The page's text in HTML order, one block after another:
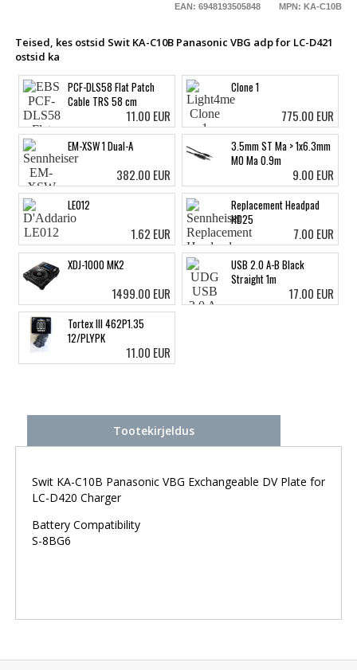
EAN: 6948193505848 MPN: KA-C10B
Teised, kes ostsid Swit KA-C10B Panasonic VBG adp for LC-D421
ostsid ka
PCF-DLS58 Flat Patch
Cable TRS 58 cm
11.00 EUR
Clone 1
775.00 EUR
EM-XSW 1 Dual-A
382.00 EUR
3.5mm ST Ma > 1x6.3mm
MO Ma 0.9m
9.00 EUR
LE012
1.62 EUR
Replacement Headpad
HD25
7.00 EUR
XDJ-1000 MK2
1499.00 EUR
USB 2.0 A-B Black
Straight 1m
17.00 EUR
Tortex III 462P1.35
12/PLYPK
11.00 EUR
Tootekirjeldus
Swit KA-C10B Panasonic VBG Exchangeable DV Plate for
LC-D420 Charger
Battery Compatibility
S-8BG6